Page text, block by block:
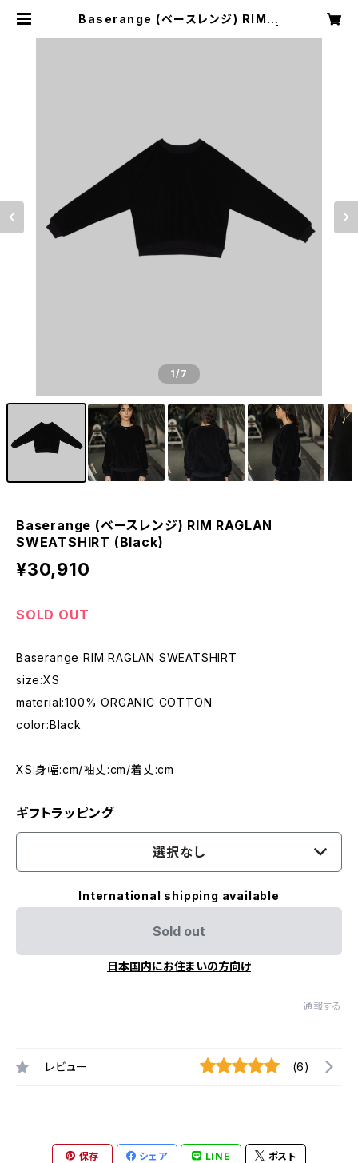
Baserange (ベースレンジ) RIM R
1/7
Baserange (ベースレンジ) RIM RAGLAN
SWEATSHIRT (Black)
¥30,910
SOLD OUT
Baserange RIM RAGLAN SWEATSHIRT
size:XS
material:100% ORGANIC COTTON
color:Black
XS:身幅:cm/袖丈:cm/着丈:cm
ギフトラッピング
選択なし
International shipping available
Sold out
日本国内にお住まいの方向け
通報する
レビュー (6)
保存 シェア LINE ポスト